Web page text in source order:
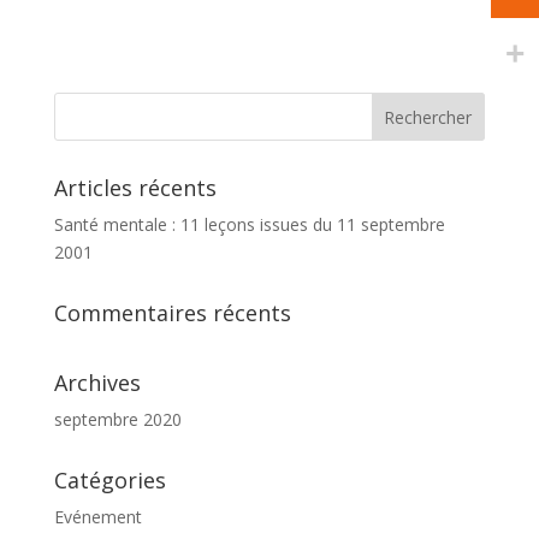
Articles récents
Santé mentale : 11 leçons issues du 11 septembre
2001
Commentaires récents
Archives
septembre 2020
Catégories
Evénement